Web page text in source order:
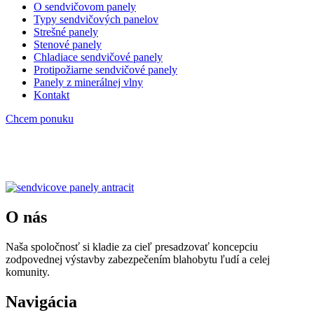
O sendvičovom panely
Typy sendvičových panelov
Strešné panely
Stenové panely
Chladiace sendvičové panely
Protipožiarne sendvičové panely
Panely z minerálnej vlny
Kontakt
Chcem ponuku
O nás
Naša spoločnosť si kladie za cieľ presadzovať koncepciu
zodpovednej výstavby zabezpečením blahobytu ľudí a celej
komunity.
Navigácia